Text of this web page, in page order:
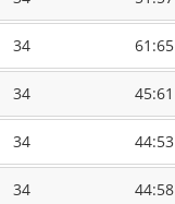
34 61:65
34 45:61
34 44:53
34 44:58